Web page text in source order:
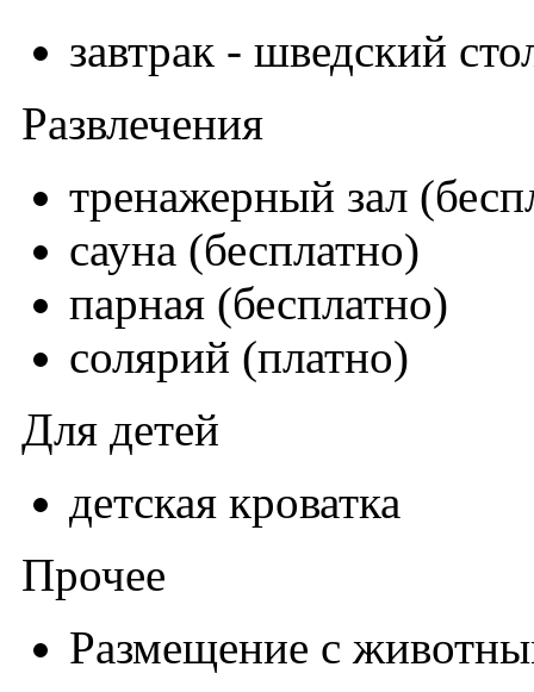
завтрак - шведский
Развлечения
тренажерный зал
сауна (бесплатно)
парная (бесплатно)
солярий (платно)
Для детей
детская кроватка
Прочее
Размещение с